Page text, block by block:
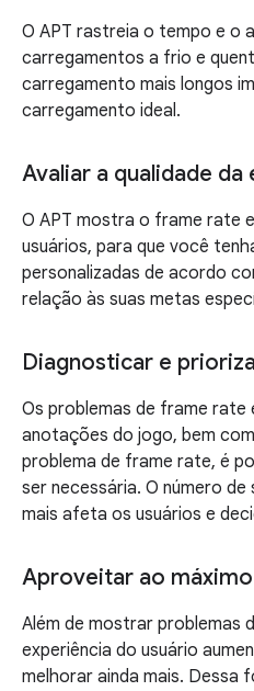
O APT rastreia o tempo e o
carregamentos a frio e
carregamento mais longos
carregamento ideal.
Avaliar a qualidade
O APT mostra o frame rate
usuários, para que você
personalizadas de acordo
relação às suas metas
Diagnosticar e
Os problemas de frame rate
anotações do jogo, bem
problema de frame rate, é
ser necessária. O número
mais afeta os usuários e
Aproveitar ao
Além de mostrar problemas
experiência do usuário
melhorar ainda mais. Dessa